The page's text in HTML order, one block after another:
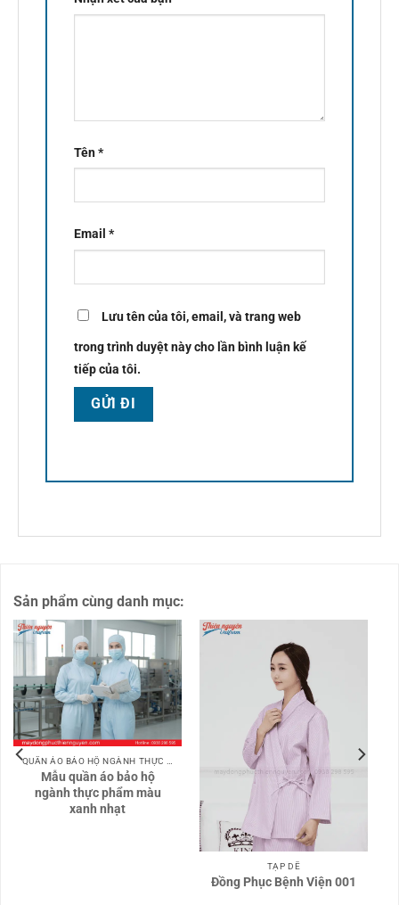
Tên*
Email *
Lưu tên của tôi, email, và trang web
trong trình duyệt này cho lần bình luận kế
tiếp của tôi.
Sản phẩm cùng danh mục:
Mẫu quần áo bảo hộ
ngành thực phẩm màu
xanh nhạt
TẠP DỀ
Đồng Phục Bệnh Viện 001